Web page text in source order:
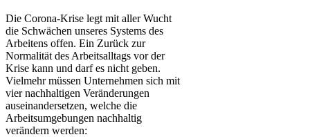
Die Corona-Krise legt mit aller Wucht
die Schwächen unseres Systems des
Arbeitens offen. Ein Zurück zur
Normalität des Arbeitsalltags vor der
Krise kann und darf es nicht geben.
Vielmehr müssen Unternehmen sich mit
vier nachhaltigen Veränderungen
auseinandersetzen, welche die
Arbeitsumgebungen nachhaltig
verändern werden: